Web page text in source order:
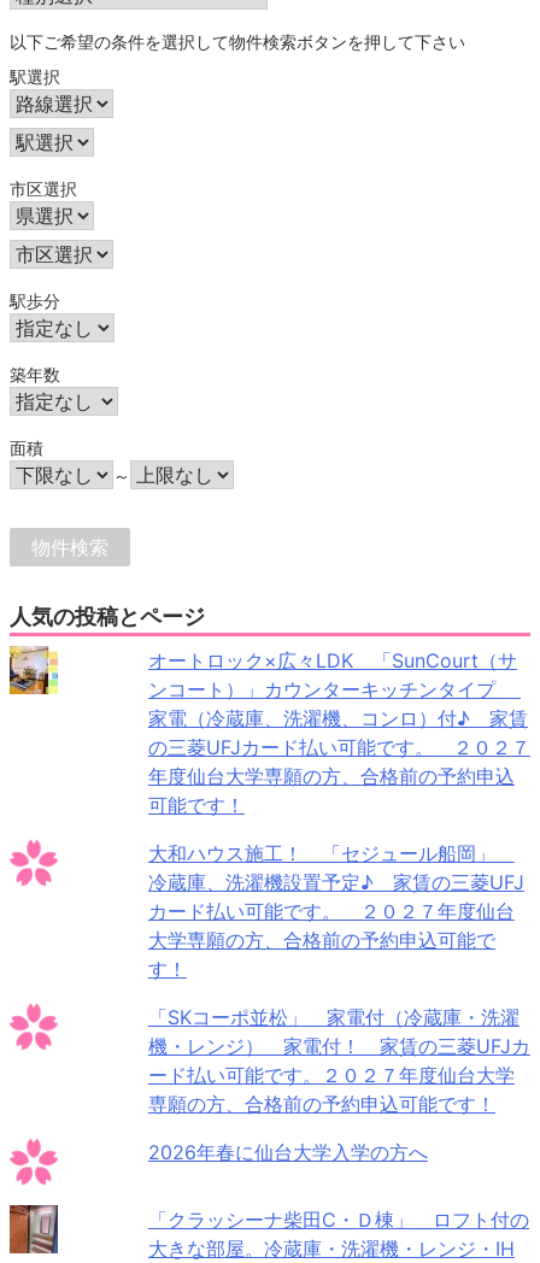
以下ご希望の条件を選択して物件検索ボタンを押して下さい
駅選択
市区選択
駅歩分
築年数
面積
～
人気の投稿とページ
オートロック×広々LDK 「SunCourt（サ
ンコート）」カウンターキッチンタイプ
家電（冷蔵庫、洗濯機、コンロ）付♪ 家賃
の三菱UFJカード払い可能です。 ２０２７
年度仙台大学専願の方、合格前の予約申込
可能です！
大和ハウス施工！ 「セジュール船岡」
冷蔵庫、洗濯機設置予定♪ 家賃の三菱UFJ
カード払い可能です。 ２０２７年度仙台
大学専願の方、合格前の予約申込可能で
す！
「SKコーポ並松」 家電付（冷蔵庫・洗濯
機・レンジ） 家電付！ 家賃の三菱UFJカ
ード払い可能です。２０２７年度仙台大学
専願の方、合格前の予約申込可能です！
2026年春に仙台大学入学の方へ
「クラッシーナ柴田C・Ｄ棟」 ロフト付の
大きな部屋。冷蔵庫・洗濯機・レンジ・IH